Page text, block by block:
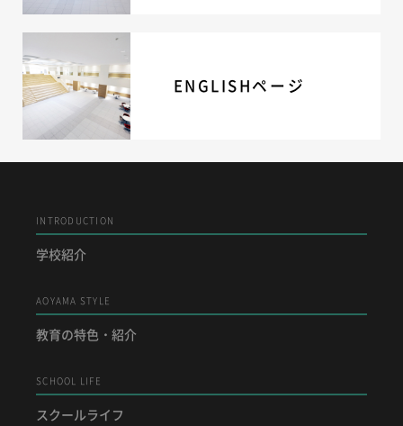
ENGLISHページ
INTRODUCTION
学校紹介
AOYAMA STYLE
教育の特色・紹介
SCHOOL LIFE
スクールライフ